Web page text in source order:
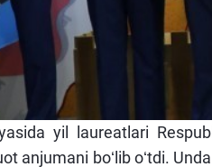
yil laureatlari
anjumani boʻlib oʻtdi.